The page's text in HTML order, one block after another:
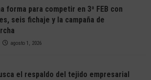
forma para competir en 3ª FEB con
seis fichaje y la campaña de
agosto 1, 2026
el respaldo del tejido empresarial